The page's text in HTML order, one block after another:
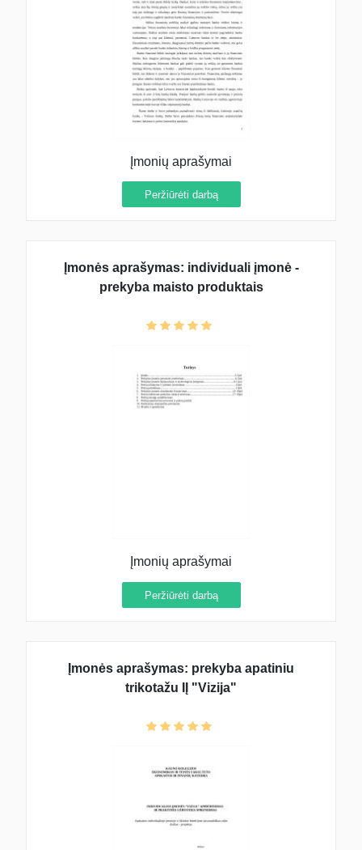
Įmonių aprašymai
Peržiūrėti darbą
Įmonės aprašymas: individuali įmonė -
prekyba maisto produktais
Įmonių aprašymai
Peržiūrėti darbą
Įmonės aprašymas: prekyba apatiniu
trikotažu IĮ "Vizija"